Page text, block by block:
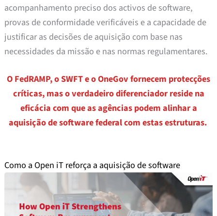
acompanhamento preciso dos activos de software,
provas de conformidade verificáveis e a capacidade de
justificar as decisões de aquisição com base nas
necessidades da missão e nas normas regulamentares.
O FedRAMP, o SWFT e o OneGov fornecem protecções
críticas, mas o verdadeiro diferenciador reside na
eficácia com que as agências podem alinhar a
aquisição de software federal com estas estruturas.
Como a Open iT reforça a aquisição de software